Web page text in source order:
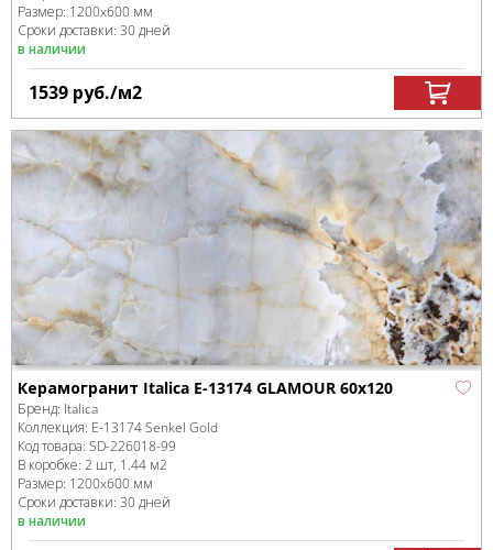
Размер: 1200x600 мм
Сроки доставки: 30 дней
в наличии
1539 руб./м2
Керамогранит Italica E-13174 GLAMOUR 60x120
Бренд: Italica
Коллекция: E-13174 Senkel Gold
Код товара: SD-226018-99
В коробке: 2 шт, 1.44 м2
Размер: 1200x600 мм
Сроки доставки: 30 дней
в наличии